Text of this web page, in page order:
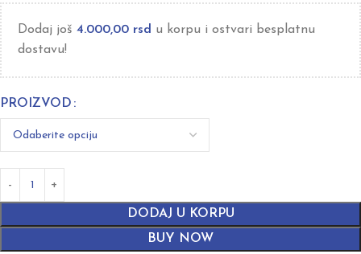
Dodaj još 4.000,00 rsd u korpu i ostvari besplatnu
dostavu!
PROIZVOD
DODAJ U KORPU
BUY NOW